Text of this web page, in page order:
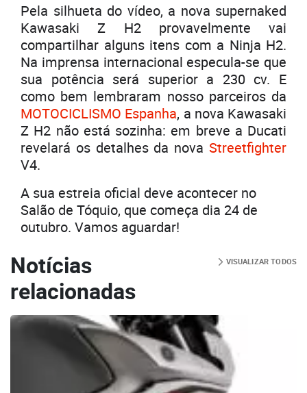
Pela silhueta do vídeo, a nova supernaked
Kawasaki Z H2 provavelmente vai
compartilhar alguns itens com a Ninja H2.
Na imprensa internacional especula-se que
sua potência será superior a 230 cv. E
como bem lembraram nosso parceiros da
MOTOCICLISMO Espanha, a nova Kawasaki
Z H2 não está sozinha: em breve a Ducati
revelará os detalhes da nova Streetfighter
V4.
A sua estreia oficial deve acontecer no
Salão de Tóquio, que começa dia 24 de
outubro. Vamos aguardar!
Notícias
relacionadas
VISUALIZAR TODOS